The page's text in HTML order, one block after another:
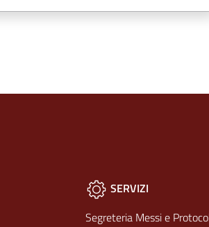
SERVIZI
Segreteria Messi e